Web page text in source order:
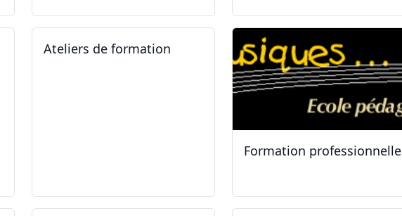
Ateliers de formation
Formation professionnelle